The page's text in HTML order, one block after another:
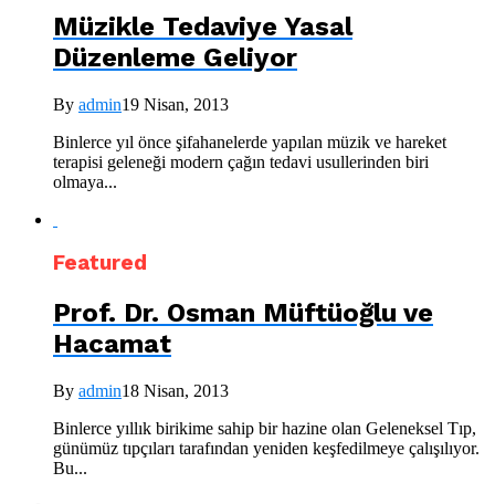
Müzikle Tedaviye Yasal
Düzenleme Geliyor
By admin19 Nisan, 2013
Binlerce yıl önce şifahanelerde yapılan müzik ve hareket
terapisi geleneği modern çağın tedavi usullerinden biri
olmaya...
Featured
Prof. Dr. Osman Müftüoğlu ve
Hacamat
By admin18 Nisan, 2013
Binlerce yıllık birikime sahip bir hazine olan Geleneksel Tıp,
günümüz tıpçıları tarafından yeniden keşfedilmeye çalışılıyor.
Bu...